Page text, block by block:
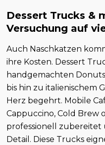
Dessert Trucks &
Versuchung auf
Auch Naschkatzen
ihre Kosten. Dessert
handgemachten
bis hin zu italienischem
Herz begehrt. Mobile
Cappuccino, Cold Brew
professionell zubereitet
Detail. Diese Trucks